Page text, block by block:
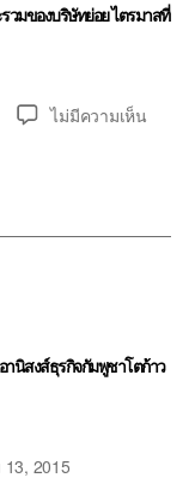
วมของบริษัทย่อย ไตรมาสที่
ไม่มีความเห็น
านิสงส์ธุรกิจกัมพูชาโตก้าว
2015